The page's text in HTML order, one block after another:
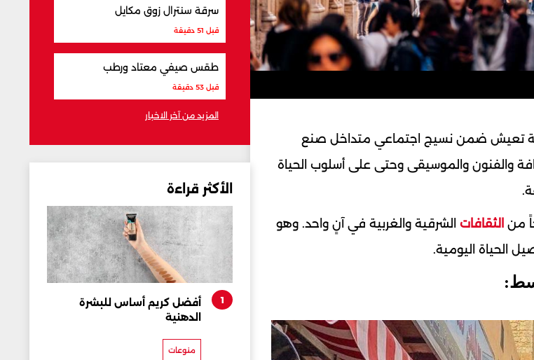
والفكري الفريد. حيث تضم 18 طائفة دينية تعيش ضمن نسيج اجتماعي متداخل صنع
والفنون والموسيقى وحتى على أسلوب الحياة
من الثقافات الشرقية والغربية في آنٍ واحد. وهو
الحياة اليومية.
سرقة سنترال زوق مكايل
قبل 51 دقيقة
طقس صيفي معتاد ورطب
قبل 53 دقيقة
المزيد من آخر الاخبار
الأكثر قراءة
1
أفضل كريم أساس للبشرة
الدهنية
منوعات